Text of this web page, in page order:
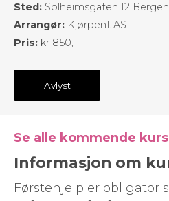
Sted: Solheimsgaten 12 Bergen
Arrangør: Kjørpent AS
Pris: kr 850,-
Avlyst
Se alle kommende kurs
Informasjon om
Førstehjelp er